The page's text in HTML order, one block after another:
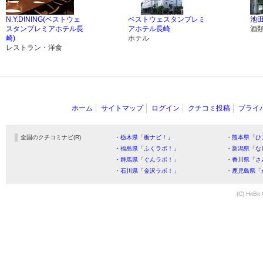
N.Y.DINING(ベストウェ
スタンプレミアホテル長
崎)
レストラン・洋食
ベストウェスタンプレミ
アホテル長崎
ホテル
池
酒
ホーム サイトマップ ログイン クチコミ投稿 プライ
全国のクチコミナビ(R) ・栃木県「栃ナビ！」
・熊本県「
・福島県「ふくラボ！」
・新潟県「
・群馬県「ぐんラボ！」
・香川県「
・石川県「金沢ラボ！」
・鹿児島県
(C) HitBit